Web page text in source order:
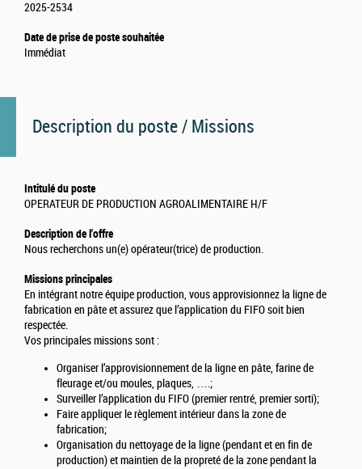
Description du poste / Missions
Intitulé du poste
OPERATEUR DE PRODUCTION AGROALIMENTAIRE H/F
Description de l'offre
Nous recherchons un(e) opérateur(trice) de production.
Missions principales
En intégrant notre équipe production, vous approvisionnez la ligne de
fabrication en pâte et assurez que l’application du FIFO soit bien
respectée.
Vos principales missions sont :
Organiser l’approvisionnement de la ligne en pâte, farine de
fleurage et/ou moules, plaques, ….;
Surveiller l’application du FIFO (premier rentré, premier sorti);
Faire appliquer le règlement intérieur dans la zone de
fabrication;
Organisation du nettoyage de la ligne (pendant et en fin de
production) et maintien de la propreté de la zone pendant la
2025-2534
Date de prise de poste souhaitée
Immédiat